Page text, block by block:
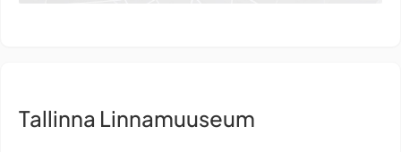
Tallinna Linnamuuseum